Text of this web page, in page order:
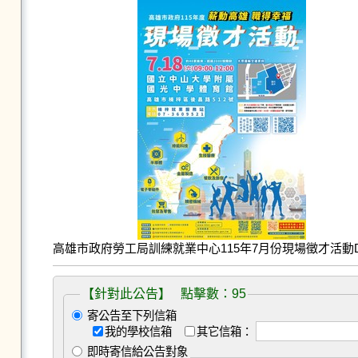
高雄市政府勞工局訓練就業中心115年7月份現場徵才活動
【針對此公告】 點擊數：95
寄公告至下列信箱
我的學校信箱
其它信箱：
即時寄信給公告對象